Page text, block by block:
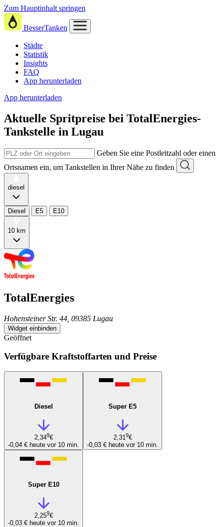
Zum Hauptinhalt springen
BesserTanken
Städte
Statistik
Insights
FAQ
App herunterladen
App herunterladen
Aktuelle Spritpreise bei TotalEnergies-
Tankstelle in Lugau
Geben Sie eine Postleitzahl oder einen
Ortsnamen ein, um Tankstellen in Ihrer Nähe zu finden
diesel
Diesel E5 E10
10 km
TotalEnergies
Hohensteiner Str. 44, 09385 Lugau
Widget einbinden
Geöffnet
Verfügbare Kraftstoffarten und Preise
Diesel
2,349€
-0,04 € heute vor 10 min.
Super E5
2,319€
-0,03 € heute vor 10 min.
Super E10
2,259€
-0,03 € heute vor 10 min.